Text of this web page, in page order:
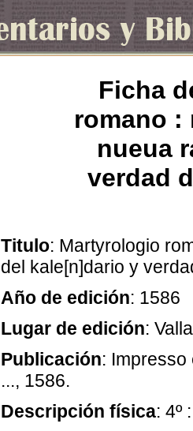
Ficha
romano :
nueua
verdad
Titulo: Martyrologio
del kale[n]dario y
Año de edición: 1586
Lugar de edición:
Publicación:
..., 1586.
Descripción física: 4º